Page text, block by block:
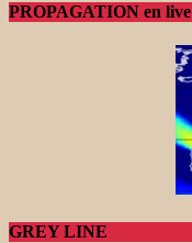
PROPAGATION en live
GREY LINE